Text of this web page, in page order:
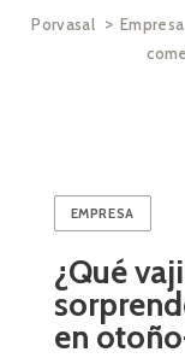
Porvasal > Empresa
EMPRESA
¿Qué
en